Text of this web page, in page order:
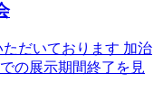
だいております 加治
の展示期間終了を見